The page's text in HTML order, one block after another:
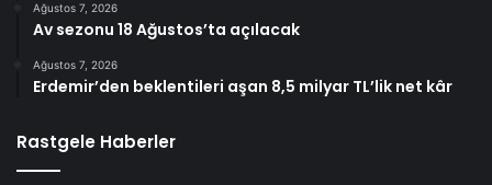
Ağustos 7, 2026
Av sezonu 18 Ağustos’ta açılacak
Ağustos 7, 2026
Erdemir’den beklentileri aşan 8,5 milyar TL’lik net kâr
Rastgele Haberler